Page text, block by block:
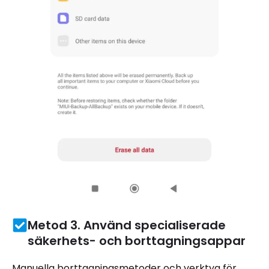
Metod 3. Använd specialiserade
säkerhets- och borttagningsappar